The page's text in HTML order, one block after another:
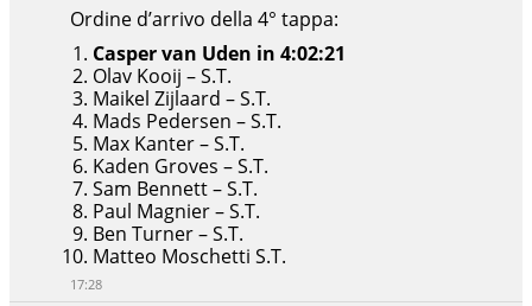
Ordine d’arrivo della 4° tappa:
Casper van Uden in 4:02:21
Olav Kooij – S.T.
Maikel Zijlaard – S.T.
Mads Pedersen – S.T.
Max Kanter – S.T.
Kaden Groves – S.T.
Sam Bennett – S.T.
Paul Magnier – S.T.
Ben Turner – S.T.
Matteo Moschetti S.T.
17:28